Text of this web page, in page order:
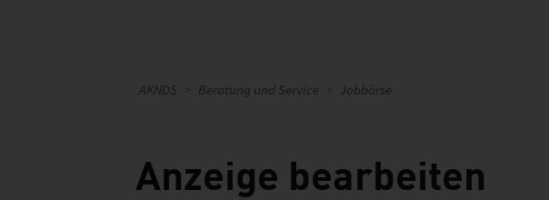
AKNDS Beratung und Service Jobbörse
Anzeige bearbeiten